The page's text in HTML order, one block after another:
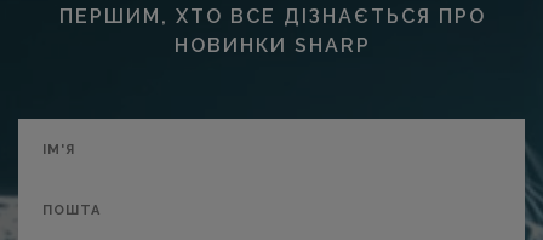
ПЕРШИМ, ХТО ВСЕ ДІЗНАЄТЬСЯ ПРО
НОВИНКИ SHARP